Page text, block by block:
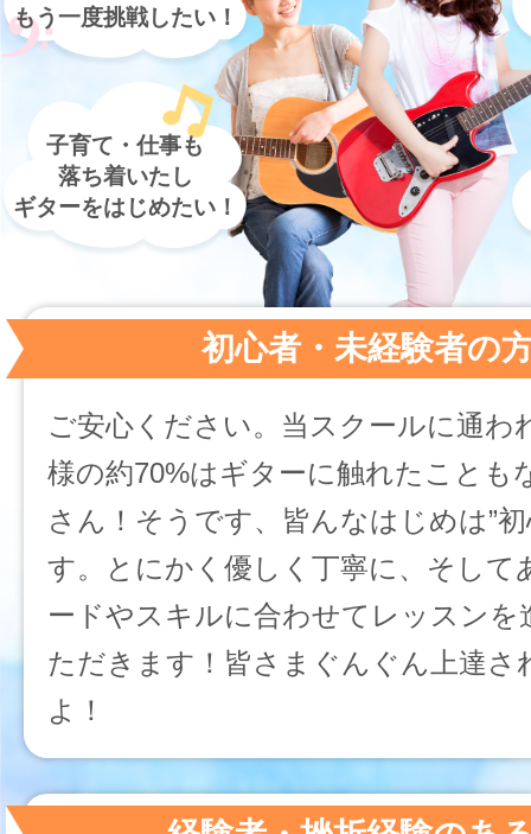
もう一度挑戦したい！
子育て・仕事も
落ち着いたし
ギターをはじめたい！
初心者・未経験者の
ご安心ください。当スクールに通わ
様の約70%はギターに触れたことも
さん！そうです、皆んなはじめは”
す。とにかく優しく丁寧に、そして
ードやスキルに合わせてレッスンを
ただきます！皆さまぐんぐん上達さ
よ！